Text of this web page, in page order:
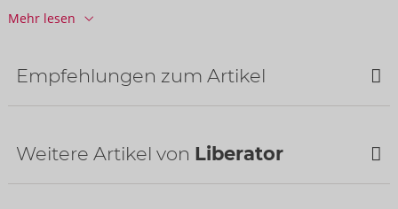
Verfügbarkeit
Mehr lesen
Empfehlungen zum Artikel
Weitere Artikel von Liberator